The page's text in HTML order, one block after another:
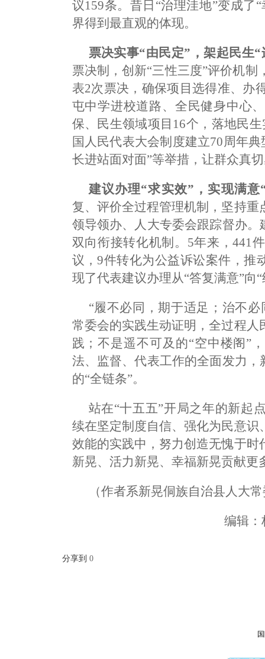
议159条。昔日“治理洼地”变成了
界得到最直观的体现。
票决实事“由民定”，架起民生
票决制，创新“三性三度”评价机
表2次票决，确保项目选得准、办
屯中学进校道路、全民健身中心
保、民生领域项目16个，落地民
国人民代表大会制度建立70周年
长进站面对面”等举措，让群众真
建议办理“求实效”，实现满意
复、评价全过程管理机制，坚持
领导领办、人大专委会跟踪督办
双向衔接转化机制。5年来，441
议，9件转化为公益诉讼案件，推
现了代表建议办理从“答复满意”向
“履不必同，期于适足；治不
常委会的实践生动证明，全过程
践；不是遥不可及的“空中楼阁”
法、监督、代表工作的全面发力
的“全链条”。
站在“十五五”开局之年的新起
续在坚定制度自信、强化为民意
效能的实践中，努力创造无愧于
新晃、活力新晃、幸福新晃贡献更
（作者系新晃侗族自治县人大
编辑
分享到 0